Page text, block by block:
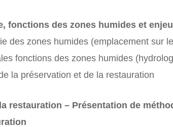
fonctions des zones humides et
des zones humides (emplacement sur
fonctions des zones humides
la préservation et de la restauration
restauration – Présentation de